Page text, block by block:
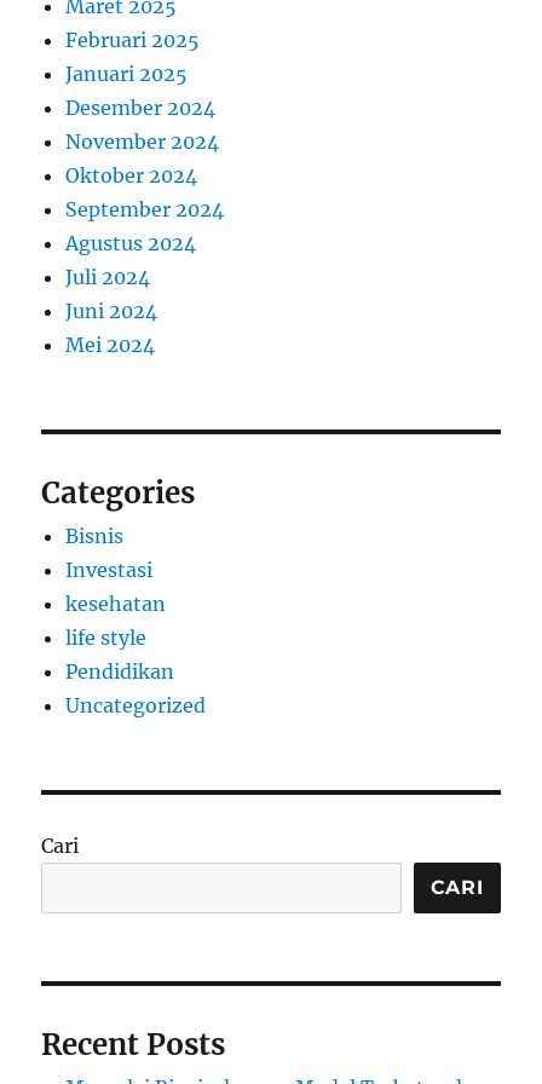
Maret 2025
Februari 2025
Januari 2025
Desember 2024
November 2024
Oktober 2024
September 2024
Agustus 2024
Juli 2024
Juni 2024
Mei 2024
Categories
Bisnis
Investasi
kesehatan
life style
Pendidikan
Uncategorized
Cari
CARI
Recent Posts